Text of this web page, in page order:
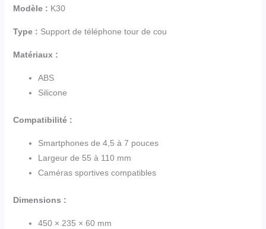
Modèle : K30
Type : Support de téléphone tour de cou
Matériaux :
ABS
Silicone
Compatibilité :
Smartphones de 4,5 à 7 pouces
Largeur de 55 à 110 mm
Caméras sportives compatibles
Dimensions :
450 × 235 × 60 mm